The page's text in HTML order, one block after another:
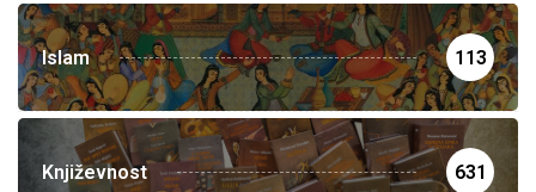
Islam 113
Književnost 631